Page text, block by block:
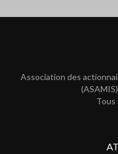
Association des
Tous